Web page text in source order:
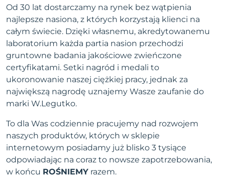
Od 30 lat dostarczamy na rynek bez wątpienia
najlepsze nasiona, z których korzystają klienci na
całym świecie. Dzięki własnemu, akredytowanemu
laboratorium każda partia nasion przechodzi
gruntowne badania jakościowe zwieńczone
certyfikatami. Setki nagród i medali to
ukoronowanie naszej ciężkiej pracy, jednak za
największą nagrodę uznajemy Wasze zaufanie do
marki W.Legutko.
To dla Was codziennie pracujemy nad rozwojem
naszych produktów, których w sklepie
internetowym posiadamy już blisko 3 tysiące
odpowiadając na coraz to nowsze zapotrzebowania,
w końcu ROŚNIEMY razem.